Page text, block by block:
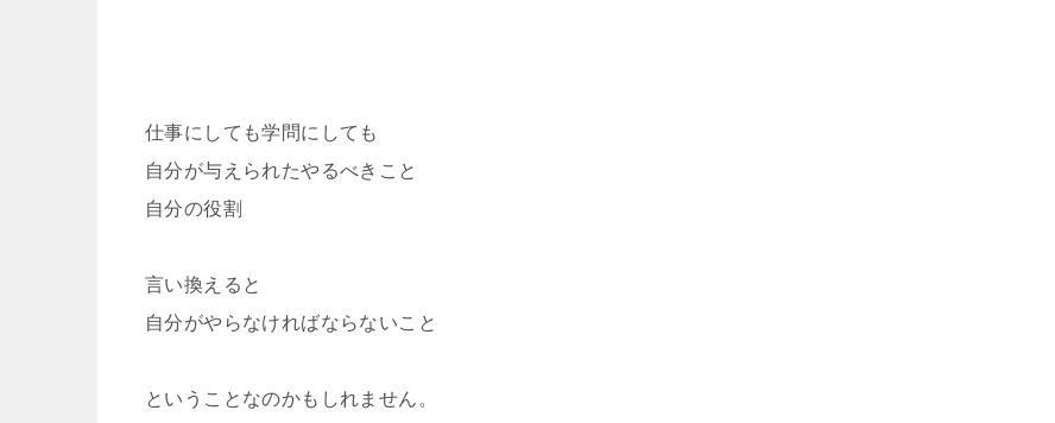
仕事にしても学問にしても
自分が与えられたやるべきこと
自分の役割
言い換えると
自分がやらなければならないこと
ということなのかもしれません。